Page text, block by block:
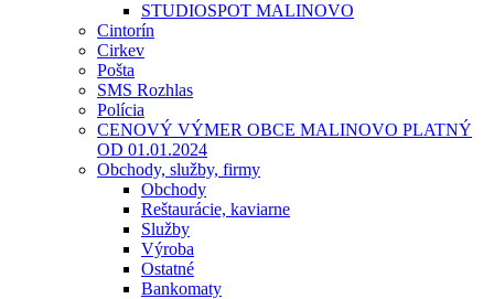
STUDIOSPOT MALINOVO
Cintorín
Cirkev
Pošta
SMS Rozhlas
Polícia
CENOVÝ VÝMER OBCE MALINOVO PLATNÝ
OD 01.01.2024
Obchody, služby, firmy
Obchody
Reštaurácie, kaviarne
Služby
Výroba
Ostatné
Bankomaty